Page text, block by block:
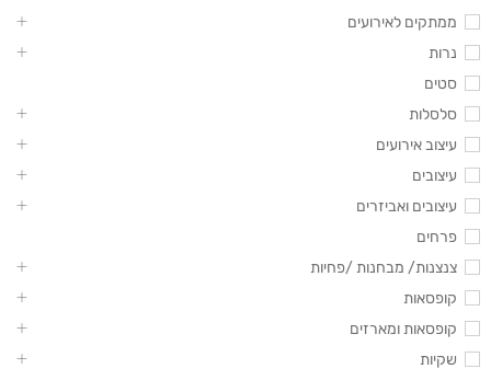
ממתקים לאירועים
נרות
סטים
סלסלות
עיצוב אירועים
עיצובים
עיצובים ואביזרים
פרחים
צנצנות/ מבחנות /פחיות
קופסאות
קופסאות ומארזים
שקיות